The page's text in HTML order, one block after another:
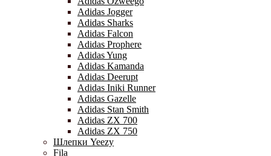
Adidas Jogger
Adidas Sharks
Adidas Falcon
Adidas Prophere
Adidas Yung
Adidas Kamanda
Adidas Deerupt
Adidas Iniki Runner
Adidas Gazelle
Adidas Stan Smith
Adidas ZX 700
Adidas ZX 750
Шлепки Yeezy
Fila